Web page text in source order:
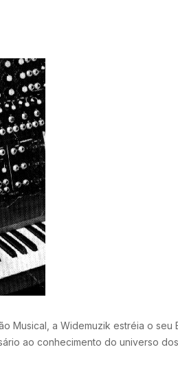
Musical, a Widemuzik estréia o seu
ao conhecimento do universo dos